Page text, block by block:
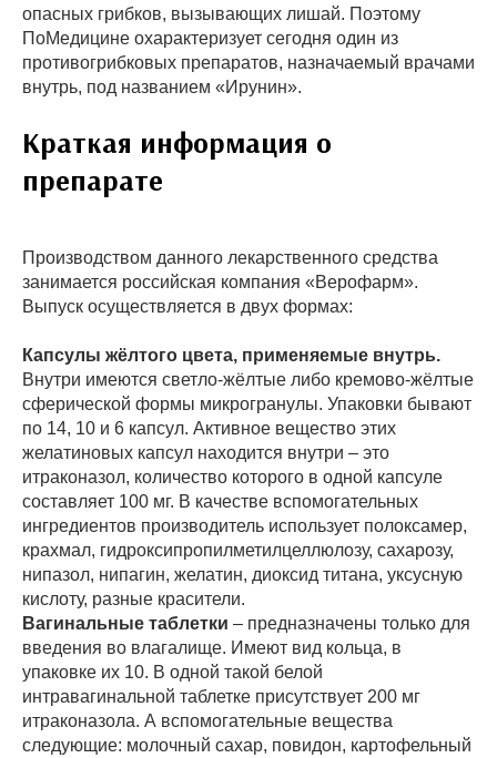
опасных грибков, вызывающих лишай. Поэтому
ПоМедицине охарактеризует сегодня один из
противогрибковых препаратов, назначаемый врачами
внутрь, под названием «Ирунин».
Краткая информация о
препарате
Производством данного лекарственного средства
занимается российская компания «Верофарм».
Выпуск осуществляется в двух формах:
Капсулы жёлтого цвета, применяемые внутрь.
Внутри имеются светло-жёлтые либо кремово-жёлтые
сферической формы микрогранулы. Упаковки бывают
по 14, 10 и 6 капсул. Активное вещество этих
желатиновых капсул находится внутри – это
итраконазол, количество которого в одной капсуле
составляет 100 мг. В качестве вспомогательных
ингредиентов производитель использует полоксамер,
крахмал, гидроксипропилметилцеллюлозу, сахарозу,
нипазол, нипагин, желатин, диоксид титана, уксусную
кислоту, разные красители.
Вагинальные таблетки – предназначены только для
введения во влагалище. Имеют вид кольца, в
упаковке их 10. В одной такой белой
интравагинальной таблетке присутствует 200 мг
итраконазола. А вспомогательные вещества
следующие: молочный сахар, повидон, картофельный